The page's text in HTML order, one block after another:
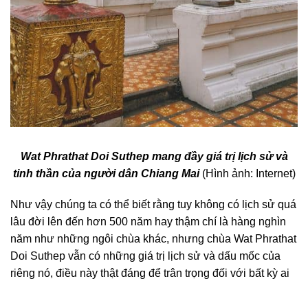
Wat Phrathat Doi Suthep mang đầy giá trị lịch sử và
tinh thần của người dân Chiang Mai(Hình ảnh: Internet)
Như vậy chúng ta có thể biết rằng tuy không có lịch sử quá
lâu đời lên đến hơn 500 năm hay thậm chí là hàng nghìn
năm như những ngôi chùa khác, nhưng chùa Wat Phrathat
Doi Suthep vẫn có những giá trị lịch sử và dấu mốc của
riêng nó, điều này thật đáng để trân trọng đối với bất kỳ ai